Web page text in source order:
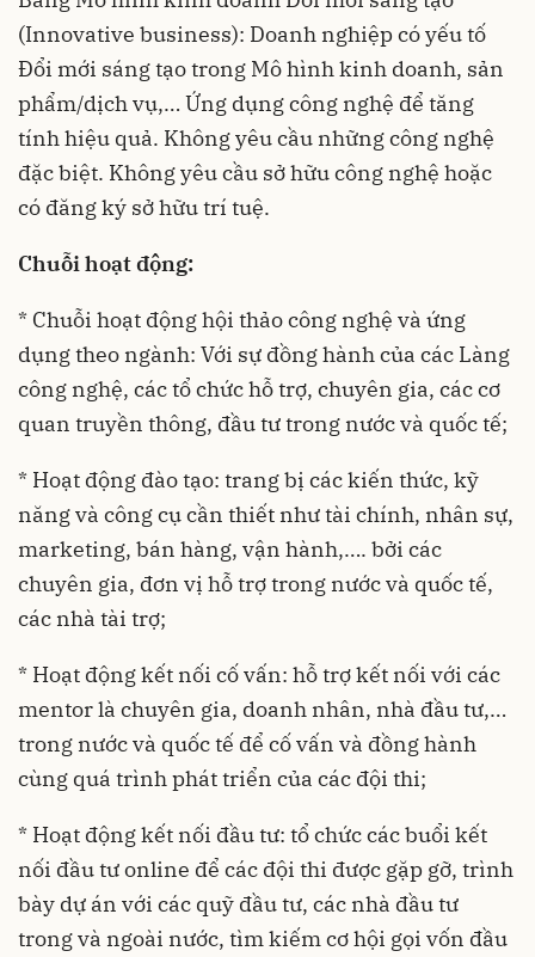
(Innovative business): Doanh nghiệp có yếu tố
Đổi mới sáng tạo trong Mô hình kinh doanh, sản
phẩm/dịch vụ,… Ứng dụng công nghệ để tăng
tính hiệu quả. Không yêu cầu những công nghệ
đặc biệt. Không yêu cầu sở hữu công nghệ hoặc
có đăng ký sở hữu trí tuệ.
Chuỗi hoạt động:
* Chuỗi hoạt động hội thảo công nghệ và ứng
dụng theo ngành: Với sự đồng hành của các Làng
công nghệ, các tổ chức hỗ trợ, chuyên gia, các cơ
quan truyền thông, đầu tư trong nước và quốc tế;
* Hoạt động đào tạo: trang bị các kiến thức, kỹ
năng và công cụ cần thiết như tài chính, nhân sự,
marketing, bán hàng, vận hành,…. bởi các
chuyên gia, đơn vị hỗ trợ trong nước và quốc tế,
các nhà tài trợ;
* Hoạt động kết nối cố vấn: hỗ trợ kết nối với các
mentor là chuyên gia, doanh nhân, nhà đầu tư,…
trong nước và quốc tế để cố vấn và đồng hành
cùng quá trình phát triển của các đội thi;
* Hoạt động kết nối đầu tư: tổ chức các buổi kết
nối đầu tư online để các đội thi được gặp gỡ, trình
bày dự án với các quỹ đầu tư, các nhà đầu tư
trong và ngoài nước, tìm kiếm cơ hội gọi vốn đầu